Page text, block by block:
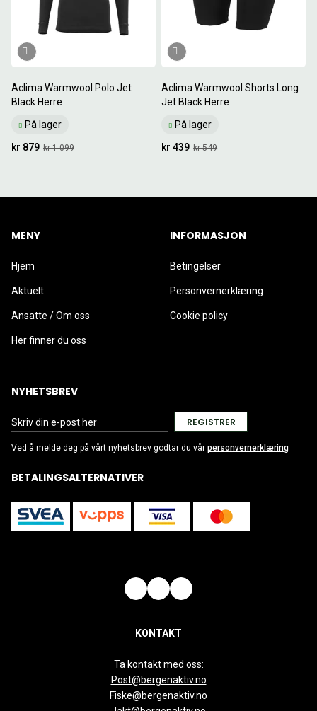
Aclima Warmwool Polo Jet
Black Herre
På lager
kr 1 099
kr 879
Aclima Warmwool Shorts Long
Jet Black Herre
På lager
kr 549
kr 439
MENY
Hjem
Aktuelt
Ansatte / Om oss
Her finner du oss
INFORMASJON
Betingelser
Personvernerklæring
Cookie policy
NYHETSBREV
REGISTRER
Ved å melde deg på vårt nyhetsbrev godtar du vår personvernerklæring
BETALINGSALTERNATIVER
KONTAKT
Ta kontakt med oss:
Post@bergenaktiv.no
Fiske@bergenaktiv.no